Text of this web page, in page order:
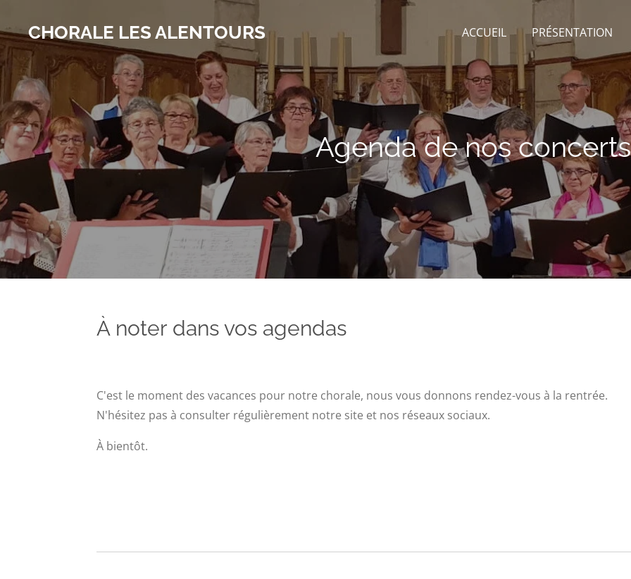
au
contenu
principal
CHORALE LES ALENTOURS ACCUEIL PRÉSENTATION
Agenda de nos concerts
À noter dans vos agendas
C'est le moment des vacances pour notre chorale, nous vous donnons rendez-vous à la rentrée.
N'hésitez pas à consulter régulièrement notre site et nos réseaux sociaux.
À bientôt.